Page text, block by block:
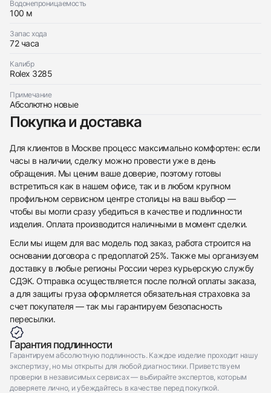
Водонепроницаемость
100 м
Запас хода
72 часа
Калибр
Rolex 3285
Примечание
Абсолютно новые
Покупка и доставка
Для клиентов в Москве процесс максимально комфортен: если
часы в наличии, сделку можно провести уже в день
обращения. Мы ценим ваше доверие, поэтому готовы
встретиться как в нашем офисе, так и в любом крупном
профильном сервисном центре столицы на ваш выбор —
чтобы вы могли сразу убедиться в качестве и подлинности
изделия. Оплата производится наличными в момент сделки.
Если мы ищем для вас модель под заказ, работа строится на
основании договора с предоплатой 25%. Также мы организуем
доставку в любые регионы России через курьерскую службу
СДЭК. Отправка осуществляется после полной оплаты заказа,
а для защиты груза оформляется обязательная страховка за
счет покупателя — так мы гарантируем безопасность
пересылки.
Гарантия подлинности
Гарантируем абсолютную подлинность. Каждое изделие проходит нашу
экспертизу, но мы открыты для любой диагностики. Приветствуем
проверки в независимых сервисах — выбирайте экспертов, которым
доверяете лично, и убеждайтесь в качестве перед покупкой.
Купить эти часы
Оставьте ваши контактные данные и мы свяжемся
с вами
Rolex
Gmt-Master Ii &quot;Bruce Wayne&quot;
НовыеКоробка + Документы
Трейд-ин часов
Оставьте ваши контактные данные и мы свяжемся
с вами
Rolex
Gmt-Master Ii &quot;Bruce Wayne&quot;
Новые Коробка + Документы
$24,950
Приложите фото ваших часов…
Отправить заявку